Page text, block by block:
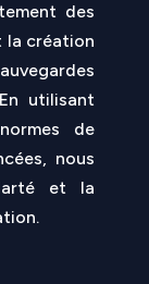
des
la création
utilisant
de
nous
et la